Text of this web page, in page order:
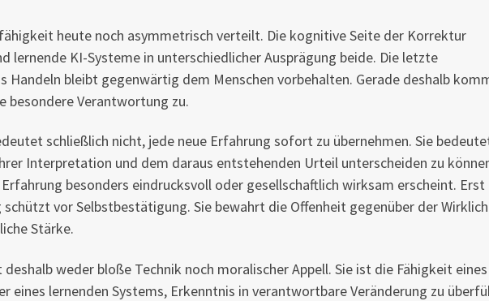
heute noch asymmetrisch verteilt. Die kognitive Seite der Korrektur
lernende KI-Systeme in unterschiedlicher Ausprägung beide. Die letzte
Handeln bleibt gegenwärtig dem Menschen vorbehalten. Gerade deshalb
besondere Verantwortung zu.
schließlich nicht, jede neue Erfahrung sofort zu übernehmen. Sie
Interpretation und dem daraus entstehenden Urteil unterscheiden zu
besonders eindrucksvoll oder gesellschaftlich wirksam erscheint. Erst
vor Selbstbestätigung. Sie bewahrt die Offenheit gegenüber der
Stärke.
weder bloße Technik noch moralischer Appell. Sie ist die Fähigkeit eines
eines lernenden Systems, Erkenntnis in verantwortbare Veränderung zu